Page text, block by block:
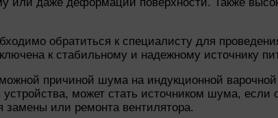
обратиться к специалисту для
к стабильному и надежному источнику
причиной шума на индукционной
может стать источником шума,
замены или ремонта вентилятора.